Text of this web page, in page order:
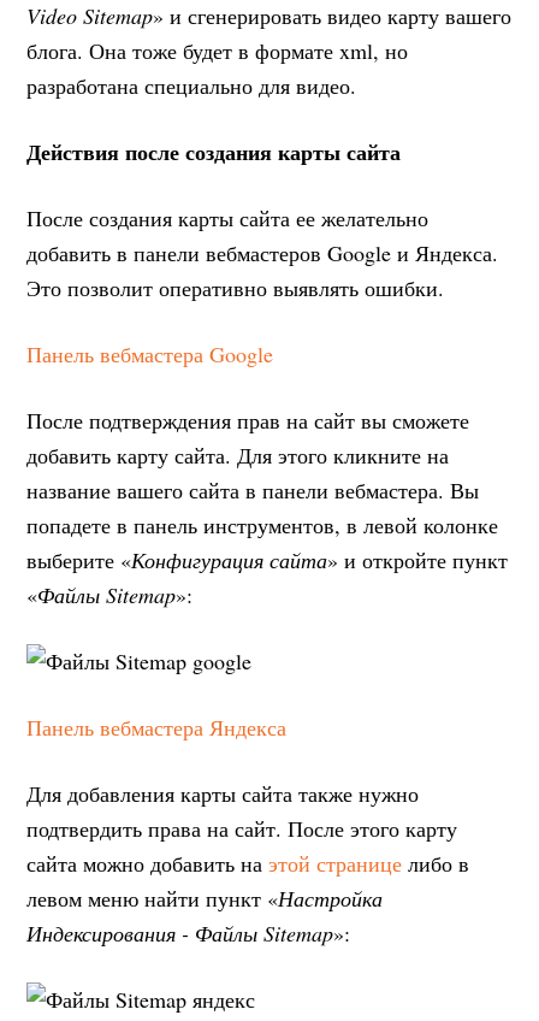
Video Sitemap» и сгенерировать видео карту вашего
блога. Она тоже будет в формате xml, но
разработана специально для видео.
Действия после создания карты сайта
После создания карты сайта ее желательно
добавить в панели вебмастеров Google и Яндекса.
Это позволит оперативно выявлять ошибки.
Панель вебмастера Google
После подтверждения прав на сайт вы сможете
добавить карту сайта. Для этого кликните на
название вашего сайта в панели вебмастера. Вы
попадете в панель инструментов, в левой колонке
выберите «Конфигурация сайта» и откройте пункт
«Файлы Sitemap»:
Панель вебмастера Яндекса
Для добавления карты сайта также нужно
подтвердить права на сайт. После этого карту
сайта можно добавить наэтой странице либо в
левом меню найти пункт «Настройка
Индексирования - Файлы Sitemap»: